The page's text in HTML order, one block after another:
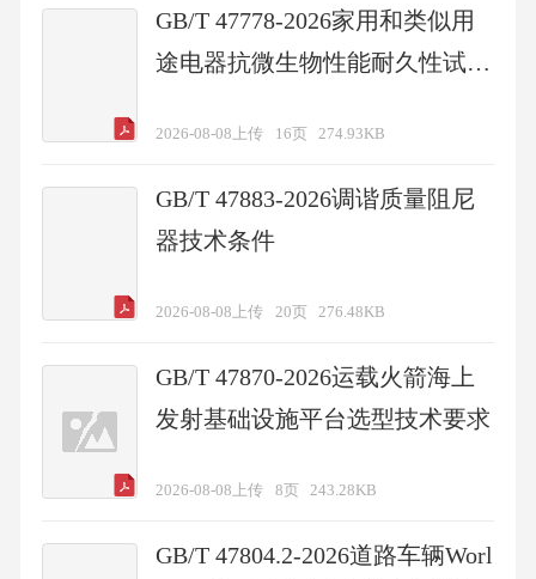
GB/T 47778-2026家用和类似用
途电器抗微生物性能耐久性试验
2026-08-08上传 16页 274.93KB
GB/T 47883-2026调谐质量阻尼
器技术条件
2026-08-08上传 20页 276.48KB
GB/T 47870-2026运载火箭海上
发射基础设施平台选型技术要求
2026-08-08上传 8页 243.28KB
GB/T 47804.2-2026道路车辆Worl